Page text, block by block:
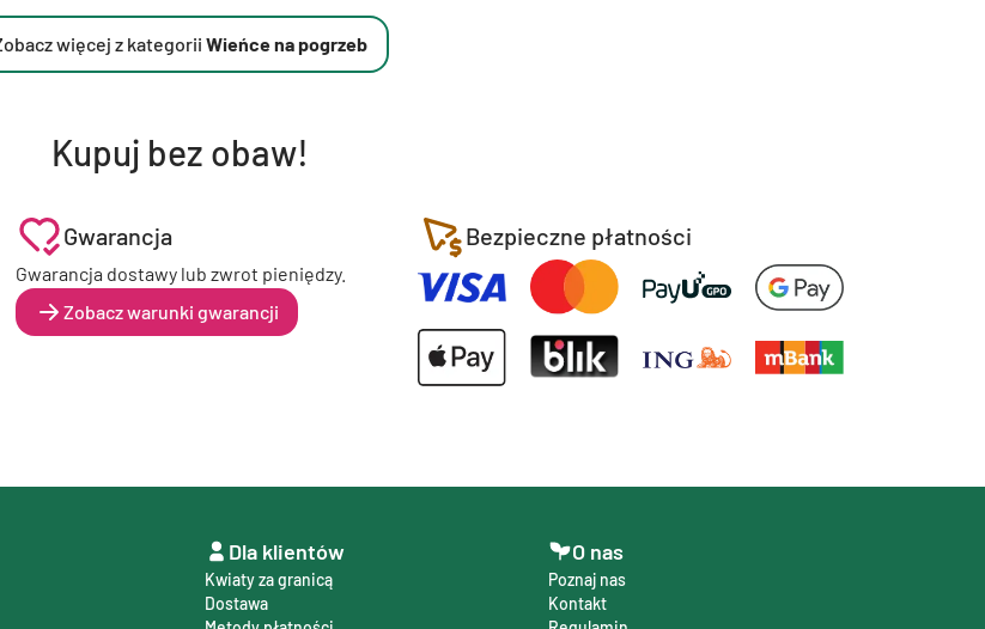
więcej z kategoriiWieńce na pogrzeb
Kupuj bez obaw!
Gwarancja
Gwarancja dostawy lub zwrot pieniędzy.
Zobacz warunki gwarancji
Bezpieczne płatności
Dla klientów
Kwiaty za granicą
Dostawa
O nas
Poznaj nas
Kontakt